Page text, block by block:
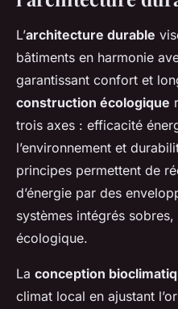
L’architecture durable
bâtiments en harmonie
garantissant confort et
construction écologique
trois axes : efficacité
l’environnement et
principes permettent de
d’énergie par des
systèmes intégrés
écologique.
La conception
climat local en ajustant